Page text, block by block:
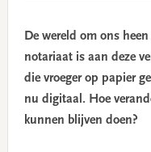
De wereld om ons
notariaat is aan deze
die vroeger op papier
nu digitaal. Hoe
kunnen blijven doen?